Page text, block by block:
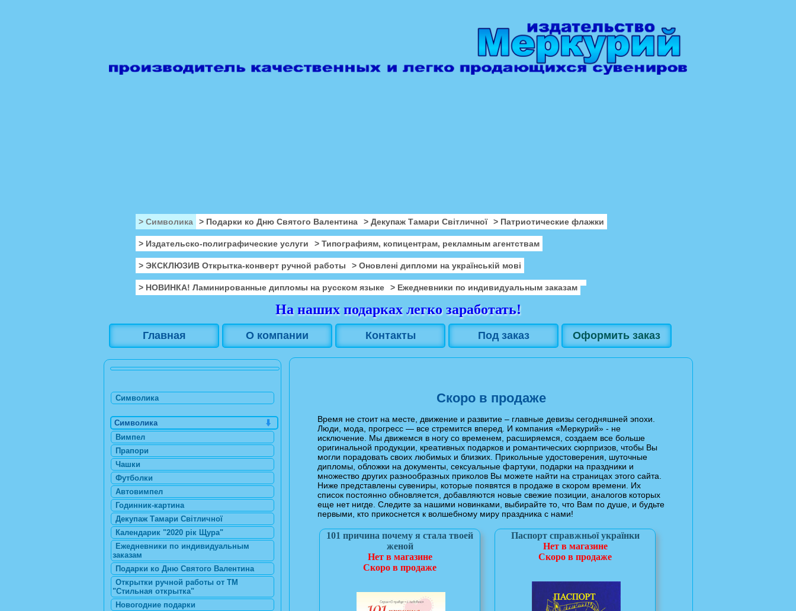
> Символика > Подарки ко Дню Святого Валентина > Декупаж Тамари Світличної > Патриотические флажки
> Издательско-полиграфические услуги > Типографиям, копицентрам, рекламным агентствам
> ЭКСКЛЮЗИВ Открытка-конверт ручной работы > Оновлені дипломи на українській мові
> НОВИНКА! Ламинированные дипломы на русском языке > Ежедневники по индивидуальным заказам
На наших подарках легко заработать!
Главная О компании Контакты Под заказ Оформить заказ
Скоро в продаже
Время не стоит на месте, движение и развитие – главные девизы сегодняшней эпохи.
Люди, мода, прогресс — все стремится вперед. И компания «Меркурий» - не
исключение. Мы движемся в ногу со временем, расширяемся, создаем все больше
оригинальной продукции, креативных подарков и романтических сюрпризов, чтобы Вы
могли порадовать своих любимых и близких. Прикольные удостоверения, шуточные
дипломы, обложки на документы, сексуальные фартуки, подарки на праздники и
множество других разнообразных приколов Вы можете найти на страницах этого сайта.
Ниже представлены сувениры, которые появятся в продаже в скором времени. Их
список постоянно обновляется, добавляются новые свежие позиции, аналогов которых
еще нет нигде. Следите за нашими новинками, выбирайте то, что Вам по душе, и будьте
первыми, кто прикоснется к волшебному миру праздника с нами!
101 причина почему я стала твоей
женой
Нет в магазине
Скоро в продаже
Паспорт справжньої українки
Нет в магазине
Скоро в продаже
Символика
Символика
Вимпел
Прапори
Чашки
Футболки
Автовимпел
Годинник-картина
Декупаж Тамари Світличної
Календарик "2020 рік Щура"
Ежедневники по индивидуальным
заказам
Подарки ко Дню Святого Валентина
Открытки ручной работы от ТМ
"Стильная открытка"
Новогодние подарки